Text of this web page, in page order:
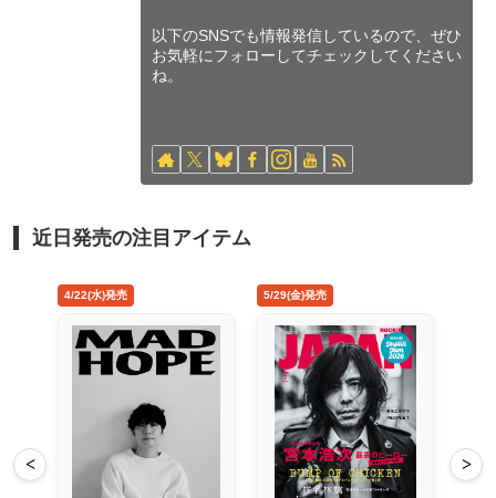
以下のSNSでも情報発信しているので、ぜひ
お気軽にフォローしてチェックしてください
ね。
近日発売の注目アイテム
<
4/22(水)発売 5/29(金)発売
>